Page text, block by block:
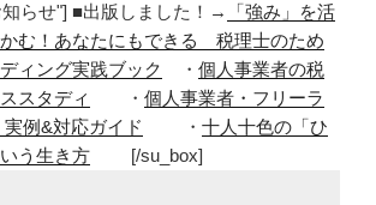
知らせ"] ■出版しました！→
「強み」を活
む！あなたにもできる 税理士のため
ィング実践ブック
・ 個人事業者の税
スタディ
・ 個人事業者・フリーラ
例&対応ガイド
・ 十人十色の「ひ
う生き方 [/su_box]